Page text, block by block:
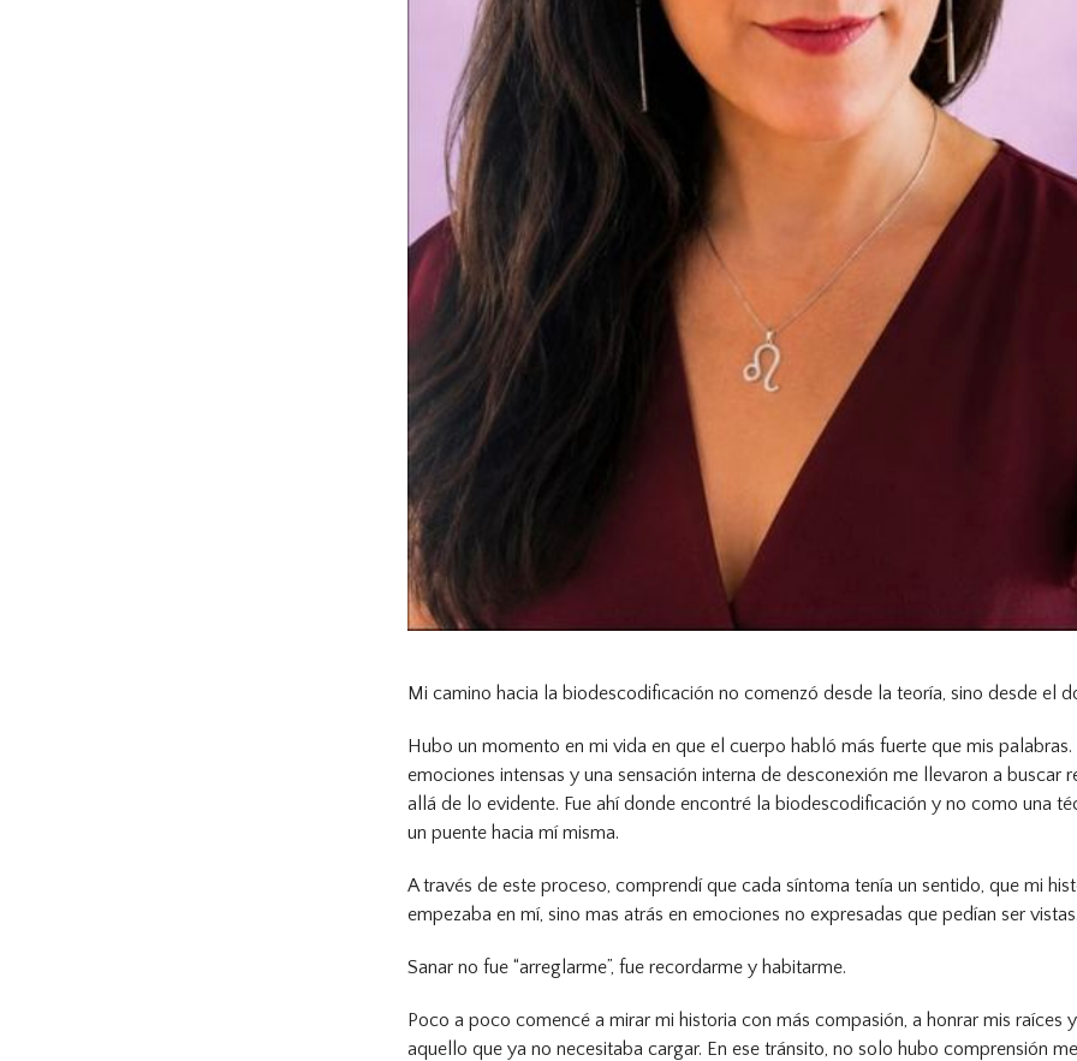
Mi camino hacia la biodescodificación no comenzó desde la teoría, sino desde el
Hubo un momento en mi vida en que el cuerpo habló más fuerte que mis palabras.
emociones intensas y una sensación interna de desconexión me llevaron a buscar
allá de lo evidente. Fue ahí donde encontré la biodescodificación y no como una
un puente hacia mí misma.
A través de este proceso, comprendí que cada síntoma tenía un sentido, que mi
empezaba en mí, sino mas atrás en emociones no expresadas que pedían ser
Sanar no fue “arreglarme”, fue recordarme y habitarme.
Poco a poco comencé a mirar mi historia con más compasión, a honrar mis raíces
aquello que ya no necesitaba cargar. En ese tránsito, no solo hubo comprensión